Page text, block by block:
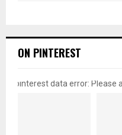
ON PINTEREST
pinterest data error: Please